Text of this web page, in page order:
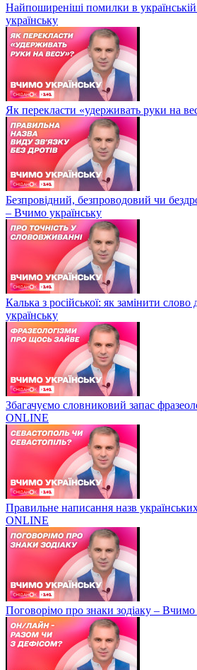
Найпоширеніші помилки в
українську
Як перекласти «удерживать руки на
Безпровідний, безпроводовий чи
– Вчимо українську
Калька з російської: як замінити
українську
Збагачуємо словниковий запас
ONLINE
Правильне написання назв
ONLINE
Поговорімо про знаки зодіаку – Вчимо